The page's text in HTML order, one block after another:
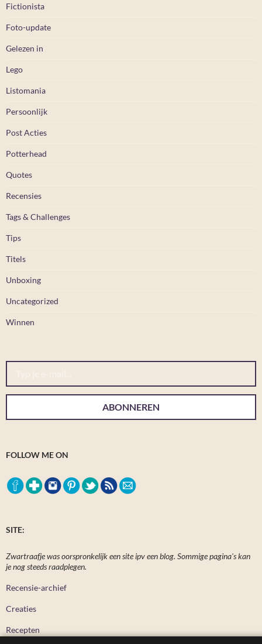
Fictionista
Foto-update
Gelezen in
Lego
Listomania
Persoonlijk
Post Acties
Potterhead
Quotes
Recensies
Tags & Challenges
Tips
Titels
Unboxing
Uncategorized
Winnen
Typ je e-mail...
ABONNEREN
FOLLOW ME ON
SITE:
Zwartraafje was oorspronkelijk een site ipv een blog. Sommige pagina's kan
je nog steeds raadplegen.
Recensie-archief
Creaties
Recepten